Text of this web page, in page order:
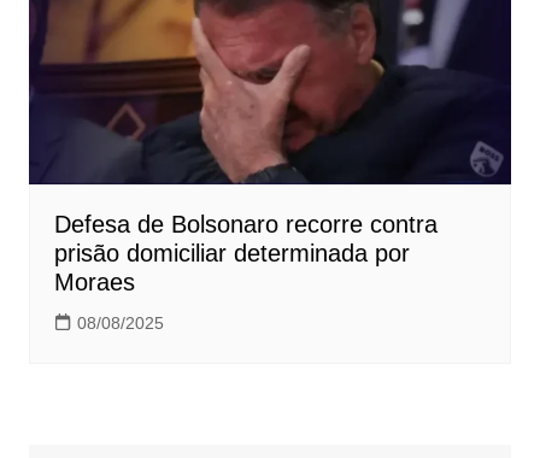
Defesa de Bolsonaro recorre contra
prisão domiciliar determinada por
Moraes
08/08/2025